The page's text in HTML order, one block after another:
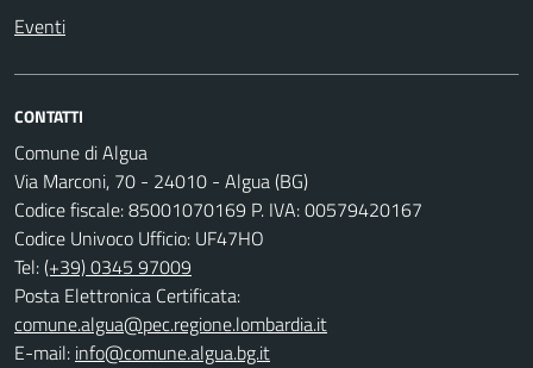
Eventi
CONTATTI
Comune di Algua
Via Marconi, 70 - 24010 - Algua (BG)
Codice fiscale: 85001070169 P. IVA: 00579420167
Codice Univoco Ufficio: UF47HO
Tel:(+39) 0345 97009
Posta Elettronica Certificata:
comune.algua@pec.regione.lombardia.it
E-mail: info@comune.algua.bg.it